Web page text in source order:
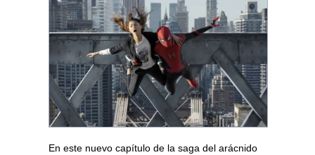
En este nuevo capítulo de la saga del arácnido